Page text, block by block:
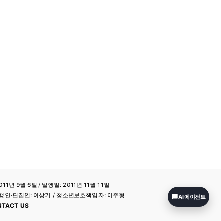
년 9월 6일 / 발행일: 2011년 11월 11일
·편집인: 이상기 / 청소년보호책임자: 이주형
US
AI 에이전트